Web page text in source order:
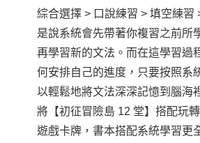
綜合選擇 > 口說練習 > 填空練習
是說系統會先帶著你複習之前所
再學習新的文法。而在這學習過
何安排自己的進度，只要按照系
以輕鬆地將文法深深記憶到腦海
將【初征冒險島 12 堂】搭配玩
遊戲卡牌，書本搭配系統學習更